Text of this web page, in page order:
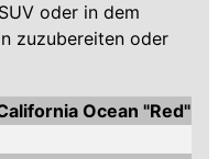
oder in dem
zuzubereiten oder
Ocean "Red"